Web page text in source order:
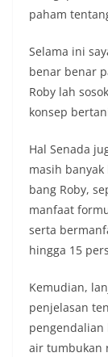
paham
Selama ini
benar benar
Roby lah
konsep
Hal Senada
masih
bang Roby,
manfaat
serta
hingga 15
Kemudian,
penjelasan
pengendalian
air tumbukan